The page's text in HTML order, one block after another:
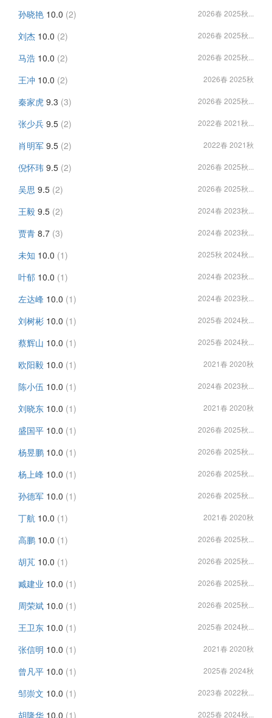
孙晓艳 10.0 (2) 2026春 2025秋...
刘杰 10.0 (2) 2026春 2025秋...
马浩 10.0 (2) 2026春 2025秋...
王冲 10.0 (2) 2026春 2025秋
秦家虎 9.3 (3) 2026春 2025秋...
张少兵 9.5 (2) 2022春 2021秋...
肖明军 9.5 (2) 2022春 2021秋
倪怀玮 9.5 (2) 2026春 2025秋...
吴思 9.5 (2) 2026春 2025秋...
王毅 9.5 (2) 2024春 2023秋...
贾青 8.7 (3) 2024春 2023秋...
未知 10.0 (1) 2025秋 2024秋...
叶郁 10.0 (1) 2024春 2023秋...
左达峰 10.0 (1) 2024春 2023秋...
刘树彬 10.0 (1) 2025春 2024秋...
蔡辉山 10.0 (1) 2025春 2024秋...
欧阳毅 10.0 (1) 2021春 2020秋
陈小伍 10.0 (1) 2024春 2023秋...
刘晓东 10.0 (1) 2021春 2020秋
盛国平 10.0 (1) 2026春 2025秋...
杨昱鹏 10.0 (1) 2026春 2025秋...
杨上峰 10.0 (1) 2026春 2025秋...
孙德军 10.0 (1) 2026春 2025秋...
丁航 10.0 (1) 2021春 2020秋
高鹏 10.0 (1) 2026春 2025秋...
胡芃 10.0 (1) 2026春 2025秋...
臧建业 10.0 (1) 2026春 2025秋...
周荣斌 10.0 (1) 2026春 2025秋...
王卫东 10.0 (1) 2025春 2024秋...
张信明 10.0 (1) 2021春 2020秋
曾凡平 10.0 (1) 2025春 2024秋
邹崇文 10.0 (1) 2023春 2022秋...
胡隆华 10.0 (1) 2025春 2024秋...